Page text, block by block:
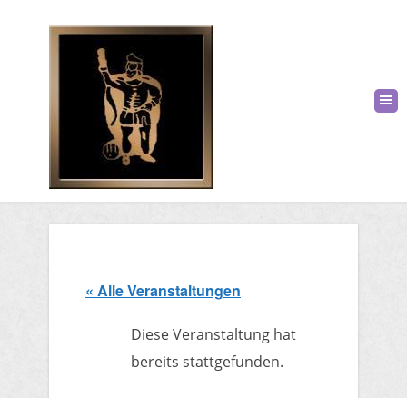
« Alle Veranstaltungen
Diese Veranstaltung hat
bereits stattgefunden.